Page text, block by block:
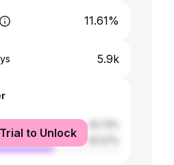
11.61%
5.9k
to Unlock